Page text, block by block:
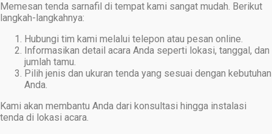
Memesan tenda sarnafil di tempat kami sangat mudah. Berikut
langkah-langkahnya:
Hubungi tim kami melalui telepon atau pesan online.
Informasikan detail acara Anda seperti lokasi, tanggal, dan
jumlah tamu.
Pilih jenis dan ukuran tenda yang sesuai dengan kebutuhan
Anda.
Kami akan membantu Anda dari konsultasi hingga instalasi
tenda di lokasi acara.